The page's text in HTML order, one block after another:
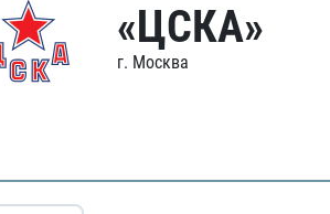
«ЦСКА»
г. Москва